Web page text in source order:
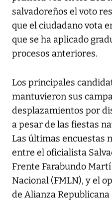
salvadoreños el voto
que el ciudadano vota
que se ha aplicado
procesos anteriores.
Los principales
mantuvieron sus
desplazamientos por
a pesar de las fiestas
Las últimas encuestas
entre el oficialista
Frente Farabundo
Nacional (FMLN), y el
de Alianza